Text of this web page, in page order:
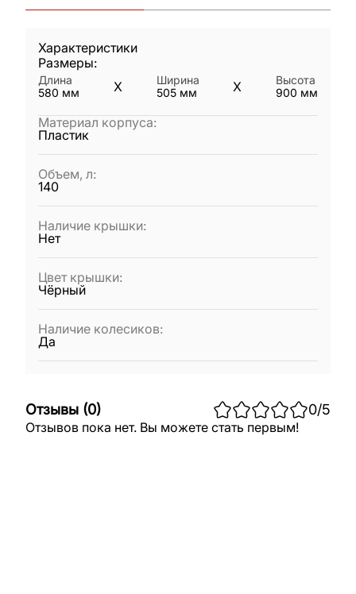
Характеристики
Размеры:
Длина
580 мм X
Ширина
505 мм X
Высота
900 мм
Материал корпуса:
Пластик
Объем, л:
140
Наличие крышки:
Нет
Цвет крышки:
Чёрный
Наличие колесиков:
Да
Отзывы (0) 0/5
Отзывов пока нет. Вы можете стать первым!